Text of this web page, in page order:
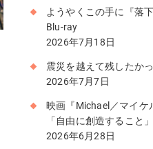
ようやくこの手に『落
Blu-ray
2026年7月18日
震災を越えて残したか
2026年7月7日
映画『Michael／マイケ
「自由に創造すること」
2026年6月28日